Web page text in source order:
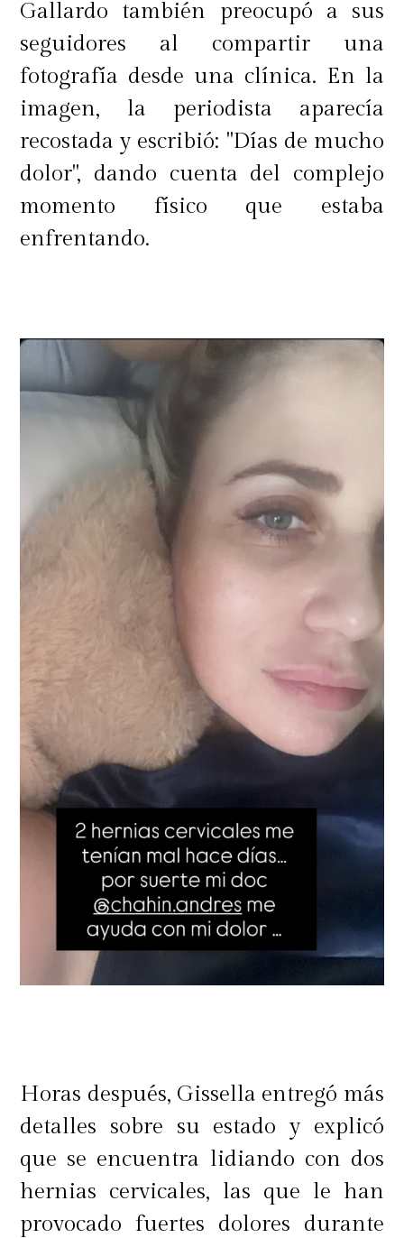
Gallardo también preocupó a sus
seguidores al compartir una
fotografía desde una clínica. En la
imagen, la periodista aparecía
recostada y escribió: "Días de mucho
dolor", dando cuenta del complejo
momento físico que estaba
enfrentando.
Horas después, Gissella entregó más
detalles sobre su estado y explicó
que se encuentra lidiando con dos
hernias cervicales, las que le han
provocado fuertes dolores durante